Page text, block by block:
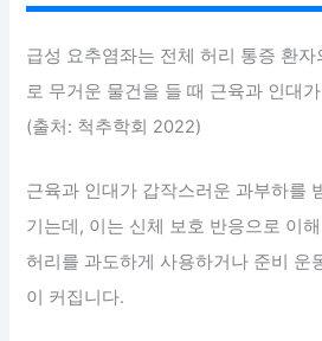
급성 요추염좌는 전체 허리 통증 환
로 무거운 물건을 들 때 근육과 인대
(출처: 척추학회 2022)
근육과 인대가 갑작스러운 과부하를
기는데, 이는 신체 보호 반응으로 이
허리를 과도하게 사용하거나 준비 운
이 커집니다.